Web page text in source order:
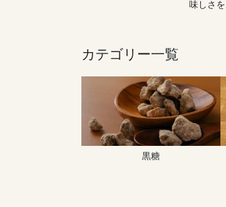
味しさを
カテゴリー一覧
黒糖